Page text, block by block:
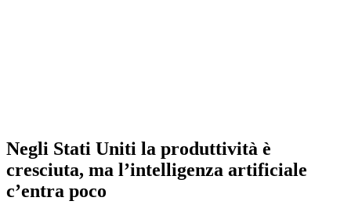
Negli Stati Uniti la produttività è
cresciuta, ma l’intelligenza artificiale
c’entra poco